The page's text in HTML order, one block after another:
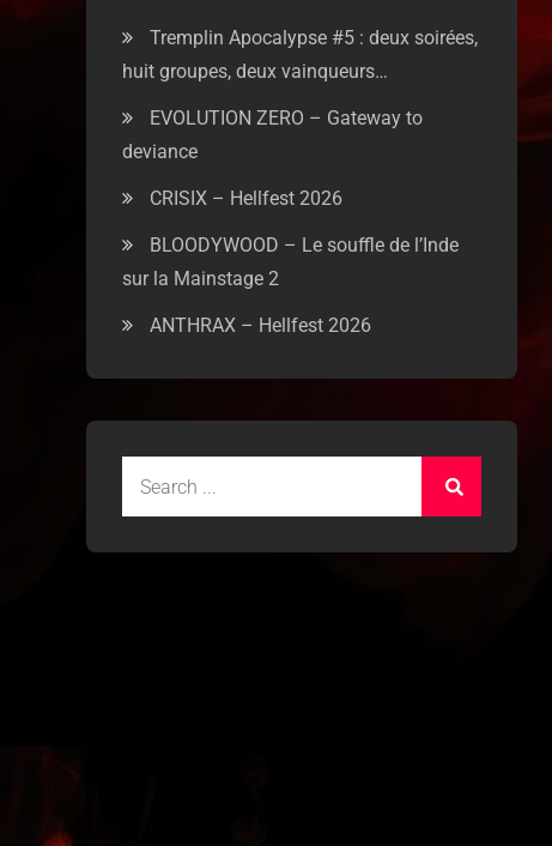
Tremplin Apocalypse #5 : deux soirées,
huit groupes, deux vainqueurs…
EVOLUTION ZERO – Gateway to
deviance
CRISIX – Hellfest 2026
BLOODYWOOD – Le souffle de l’Inde
sur la Mainstage 2
ANTHRAX – Hellfest 2026